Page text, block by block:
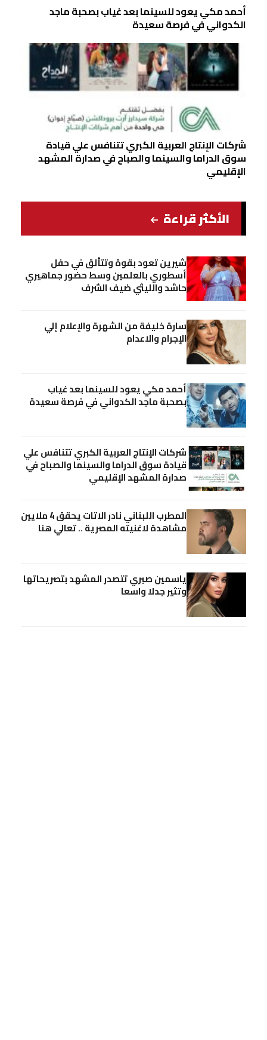
أحمد مكي يعود للسينما بعد غياب بصحبة ماجد
الكدواني في فرصة سعيدة
شركات الإنتاج العربية الكبري تتنافس علي قيادة
سوق الدراما والسينما والصباح في صدارة المشهد
الإقليمي
الأكثر قراءة
شيرين تعود بقوة وتتألق في حفل
أسطوري بالعلمين وسط حضور جماهيري
حاشد والليثي ضيف الشرف
سارة خليفة من الشهرة والإعلام إلي
الإجرام والاعدام
أحمد مكي يعود للسينما بعد غياب
بصحبة ماجد الكدواني في فرصة سعيدة
شركات الإنتاج العربية الكبري تتنافس علي
قيادة سوق الدراما والسينما والصباح في
صدارة المشهد الإقليمي
المطرب اللبناني نادر الاتات يحقق 4 ملايين
مشاهدة لاغنيته المصرية .. تعالي هنا
ياسمين صبري تتصدر المشهد بتصريحاتها
وتثير جدلا واسعا